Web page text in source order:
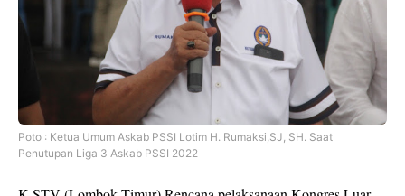
Poto : Ketua Umum Askab PSSI Lotim H. Rumaksi,SJ, SH. Saat
Penutupan Liga 3 Askab PSSI 2022